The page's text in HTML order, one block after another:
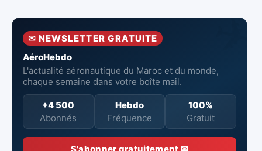
l’Aéroport
Mohammed V
✉ NEWSLETTER GRATUITE
AéroHebdo
L'actualité aéronautique du Maroc et du monde,
chaque semaine dans votre boîte mail.
+4 500
Abonnés
Hebdo
Fréquence
100%
Gratuit
S'abonner gratuitement ✉